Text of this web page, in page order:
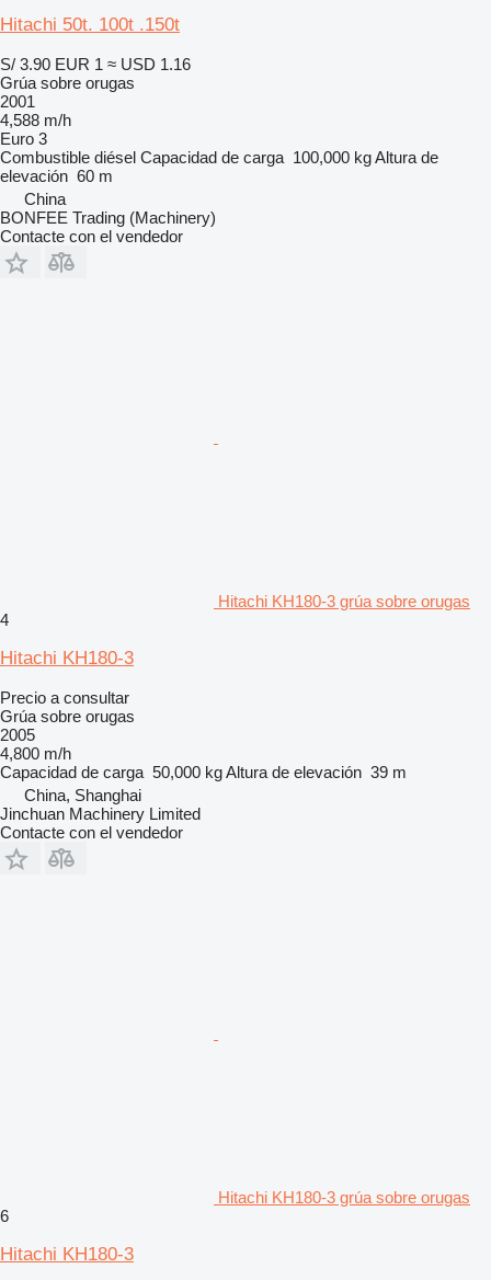
Hitachi 50t. 100t .150t
S/ 3.90 EUR 1 ≈ USD 1.16
Grúa sobre orugas
2001
4,588 m/h
Euro 3
Combustible diésel Capacidad de carga 100,000 kgAltura de
elevación 60 m
China
BONFEE Trading (Machinery)
Contacte con el vendedor
Hitachi KH180-3 grúa sobre orugas
4
Hitachi KH180-3
Precio a consultar
Grúa sobre orugas
2005
4,800 m/h
Capacidad de carga 50,000 kgAltura de elevación 39 m
China, Shanghai
Jinchuan Machinery Limited
Contacte con el vendedor
Hitachi KH180-3 grúa sobre orugas
6
Hitachi KH180-3